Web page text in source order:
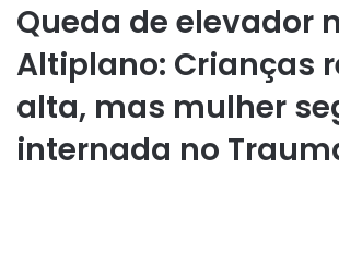
Queda de elevador
Altiplano: Crianças
alta, mas mulher
internada no